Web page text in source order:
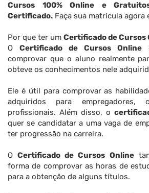
Cursos 100% Online e
Certificado. Faça sua matrícula agora
Por que ter um Certificado de Cursos
O Certificado de Cursos Online
comprovar que o aluno realmente
obteve os conhecimentos nele
Ele é útil para comprovar as
adquiridos para
profissionais. Além disso, o
quer se candidatar a uma vaga de
ter progressão na carreira.
OCertificado de Cursos Online
forma de comprovar as horas de
para a obtenção de alguns títulos.